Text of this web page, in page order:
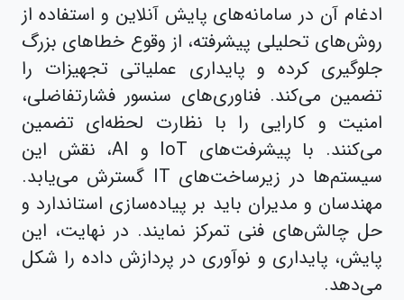
ادغام آن در سامانه‌های پایش آنلاین و استفاده از
روش‌های تحلیلی پیشرفته، از وقوع خطاهای بزرگ
جلوگیری کرده و پایداری عملیاتی تجهیزات را
تضمین می‌کند. فناوری‌های سنسور فشارتفاضلی،
امنیت و کارایی را با نظارت لحظه‌ای تضمین
می‌کنند. با پیشرفت‌های IoT و AI، نقش این
سیستم‌ها در زیرساخت‌های IT گسترش می‌یابد.
مهندسان و مدیران باید بر پیاده‌سازی استاندارد و
حل چالش‌های فنی تمرکز نمایند. در نهایت، این
پایش، پایداری و نوآوری در پردازش داده را شکل
می‌دهد.